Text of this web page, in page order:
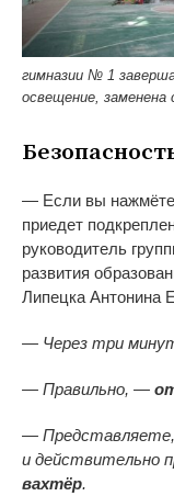
гимназии № 1
освещение,
— Если вы нажмёте
приедет
руководитель
развития
Липецка Антонина
— Через три
— Правильно, —
— Представляете,
и действительно
вахтёр.